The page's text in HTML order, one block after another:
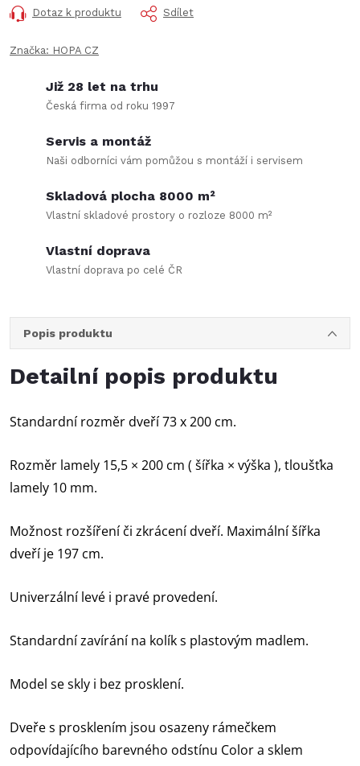
Dotaz k produktu Sdílet
Značka: HOPA CZ
Již 28 let na trhu
Česká firma od roku 1997
Servis a montáž
Naši odborníci vám pomůžou s montáží i servisem
Skladová plocha 8000 m²
Vlastní skladové prostory o rozloze 8000 m²
Vlastní doprava
Vlastní doprava po celé ČR
Popis produktu
Detailní popis produktu
Standardní rozměr dveří 73 x 200 cm.
Rozměr lamely 15,5 × 200 cm ( šířka × výška ), tloušťka
lamely 10 mm.
Možnost rozšíření či zkrácení dveří. Maximální šířka
dveří je 197 cm.
Univerzální levé i pravé provedení.
Standardní zavírání na kolík s plastovým madlem.
Model se skly i bez prosklení.
Dveře s prosklením jsou osazeny rámečkem
odpovídajícího barevného odstínu Color a sklem